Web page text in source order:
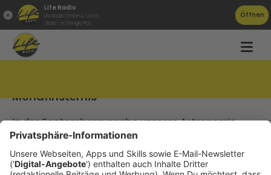
Life Radio
Life Radio GmbH & Co.KG
Gratis - in Google Play
Öffnen
Mondfinsternis
In der Septemberausgabe unseres Astronomie-
Podcasts geht es wieder um die monatliche
Himmelsvorschau und um die partielle
Mondfinsternis Mitte des Monats. Bei Fragen,